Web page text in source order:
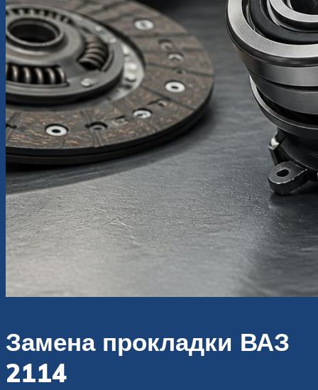
Замена прокладки ВАЗ
2114